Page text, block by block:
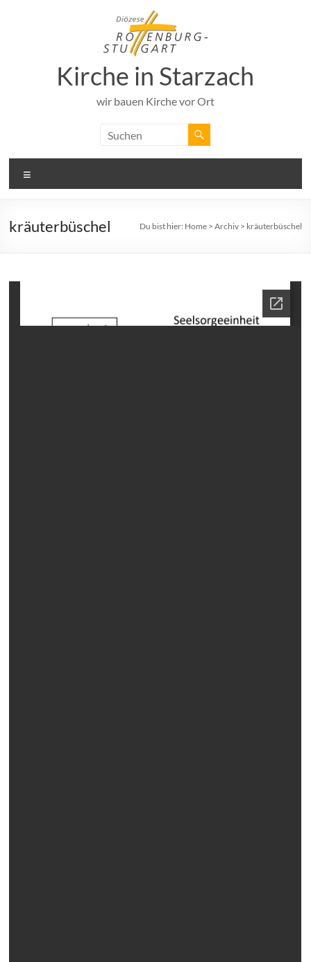
Kirche in Starzach
wir bauen Kirche vor Ort
kräuterbüschel Du bist hier: Home> Archiv> kräuterbüschel